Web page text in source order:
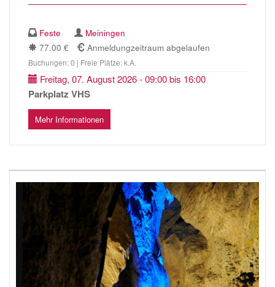
Feste
Meiningen
77.00 €
Anmeldungzeitraum abgelaufen
Buchungen: 0 | Freie Plätze: k.A.
Freitag, 07. August 2026 - 09:00 bis 16:00
Parkplatz VHS
Mehr Informationen